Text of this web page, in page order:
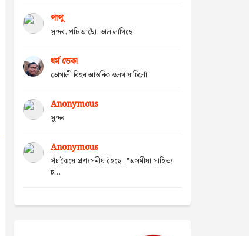
পাপু
সুন্দৰ, পঢ়ি আছোঁ, ভাল লাগিছে।
ধৰ্ম ডেকা
ভোগালী বিহুৰ আন্তৰিক ওলগ যাচিলোঁ।
Anonymous
সুন্দৰ
Anonymous
সঁচাকৈয়ে প্ৰশংসনীয় হৈছে। "অসমীয়া সাহিত্য
চ...